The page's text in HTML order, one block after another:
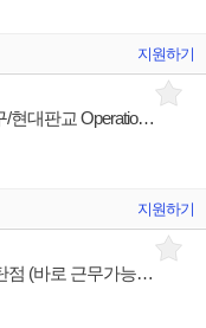
지원하기
[크리스챤디올] 명품 Christian Dior 신세계대구/현대판교 Operation 사원 채용
지원하기
[매니저 채용] 럭셔리 부티크 워치편집샵 동탄점 (바로 근무가능하신분 환영)